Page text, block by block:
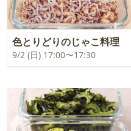
色とりどりのじゃこ料理
9/2 (日) 17:00〜17:30